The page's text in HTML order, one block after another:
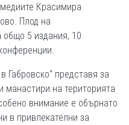
Красимира
Плод на
общо 5 издания, 10
Габровско“ представя за
на територията
внимание е обърнато
в привлекателни за